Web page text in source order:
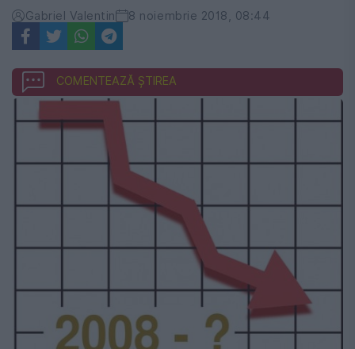
Gabriel Valentin 8 noiembrie 2018, 08:44
COMENTEAZĂ ȘTIREA